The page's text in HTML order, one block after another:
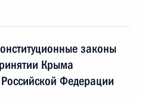
законы
Крыма
Федерации